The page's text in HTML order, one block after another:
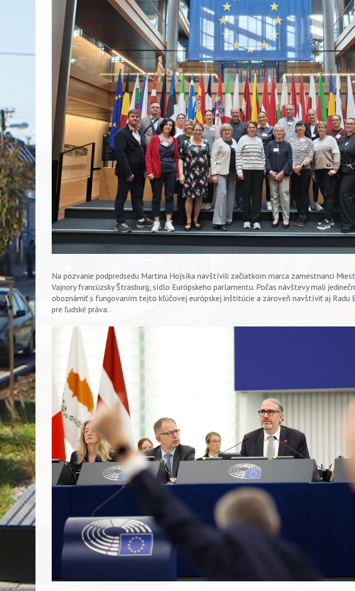
Vyhľadávanie
Na pozvanie podpredsedu Martina Hojsíka navštívili začiatkom marca zamestnanci
Vajnory francúzsky Štrasburg, sídlo Európskeho parlamentu. Počas návštevy mali
oboznámiť s fungovaním tejto kľúčovej európskej inštitúcie a zároveň navštíviť aj Radu
pre ľudské práva.